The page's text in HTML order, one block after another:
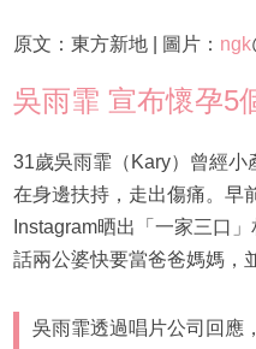
原文：東方新地 | 圖片： ngk
吳雨霏 宣布懷孕5
31歲吳雨霏（Kary）曾經小
在身邊扶持，走出傷痛。早
Instagram晒出「一家三口
話兩公婆快要當爸爸媽媽，
吳雨霏透過唱片公司回應